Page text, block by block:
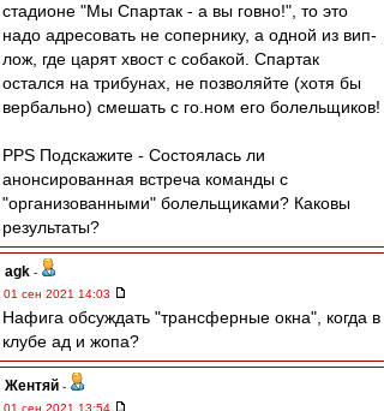
стадионе "Мы Спартак - а вы говно!", то это
надо адресовать не сопернику, а одной из вип-
лож, где царят хвост с собакой. Спартак
остался на трибунах, не позволяйте (хотя бы
вербально) смешать с го.ном его болельщиков!
PPS Подскажите - Cостоялась ли
анонсированная встреча команды с
"организованными" болельщиками? Каковы
результаты?
agk -
01 сен 2021 14:03
Нафига обсуждать "трансферные окна", когда в
клубе ад и жопа?
Жентяй -
01 сен 2021 13:54